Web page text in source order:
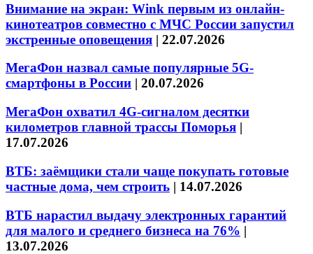
Внимание на экран: Wink первым из онлайн-
кинотеатров совместно с МЧС России запустил
экстренные оповещения | 22.07.2026
МегаФон назвал самые популярные 5G-
смартфоны в России | 20.07.2026
МегаФон охватил 4G-сигналом десятки
километров главной трассы Поморья |
17.07.2026
ВТБ: заёмщики стали чаще покупать готовые
частные дома, чем строить | 14.07.2026
ВТБ нарастил выдачу электронных гарантий
для малого и среднего бизнеса на 76% |
13.07.2026